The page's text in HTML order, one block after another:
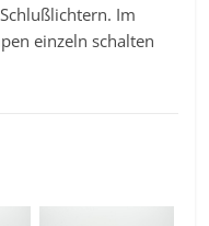
Im
einzeln schalten